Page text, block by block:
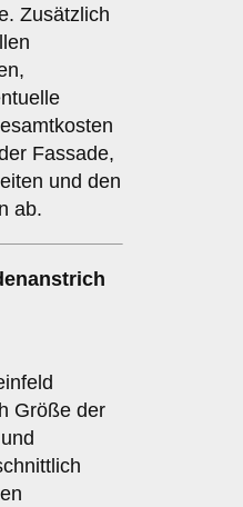
Zusätzlich
Fassade,
und den
ab.
Größe der